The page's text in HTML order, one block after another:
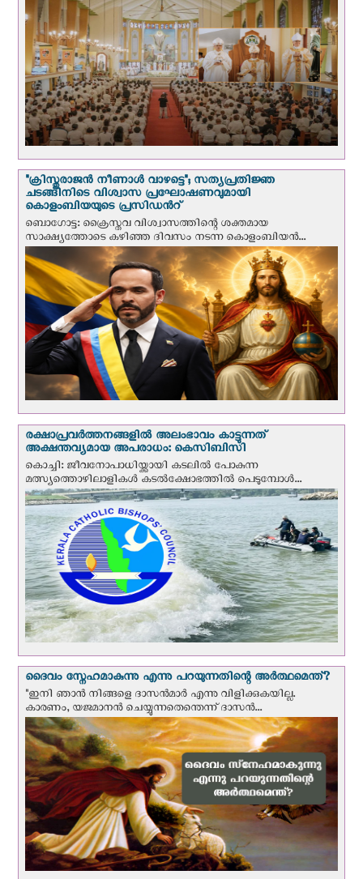
"ക്രിസ്തുരാജന്‍ നീണാള്‍ വാഴട്ടെ"; സത്യപ്രതിജ്ഞ
ചടങ്ങിനിടെ വിശ്വാസ പ്രഘോഷണവുമായി
കൊളംബിയയുടെ പ്രസിഡന്‍റ്
ബൊഗോട്ട: ക്രൈസ്തവ വിശ്വാസത്തിന്റെ ശക്തമായ
സാക്ഷ്യത്തോടെ കഴിഞ്ഞ ദിവസം നടന്ന കൊളംബിയന്‍...
രക്ഷാപ്രവര്‍ത്തനങ്ങളില്‍ അലംഭാവം കാട്ടുന്നത്
അക്ഷന്തവ്യമായ അപരാധം: കെസിബിസി
കൊച്ചി: ജീവനോപാധിയ്ക്കായി കടലില്‍ പോകുന്ന
മത്സ്യത്തൊഴിലാളികള്‍ കടല്‍ക്ഷോഭത്തില്‍ പെടുമ്പോള്‍...
ദൈവം സ്നേഹമാകുന്നു എന്നു പറയുന്നതിന്റെ അർത്ഥമെന്ത്?
"ഇനി ഞാന്‍ നിങ്ങളെ ദാസന്‍മാര്‍ എന്നു വിളിക്കുകയില്ല.
കാരണം, യജമാനന്‍ ചെയ്യുന്നതെന്തെന്ന് ദാസന്‍...